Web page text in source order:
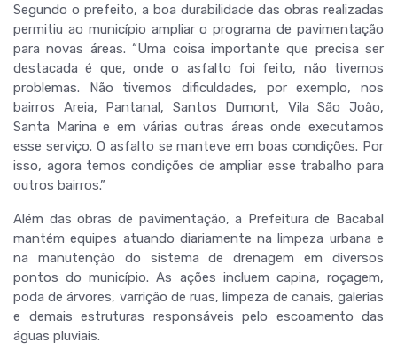
Segundo o prefeito, a boa durabilidade das obras realizadas
permitiu ao município ampliar o programa de pavimentação
para novas áreas. “Uma coisa importante que precisa ser
destacada é que, onde o asfalto foi feito, não tivemos
problemas. Não tivemos dificuldades, por exemplo, nos
bairros Areia, Pantanal, Santos Dumont, Vila São João,
Santa Marina e em várias outras áreas onde executamos
esse serviço. O asfalto se manteve em boas condições. Por
isso, agora temos condições de ampliar esse trabalho para
outros bairros.”
Além das obras de pavimentação, a Prefeitura de Bacabal
mantém equipes atuando diariamente na limpeza urbana e
na manutenção do sistema de drenagem em diversos
pontos do município. As ações incluem capina, roçagem,
poda de árvores, varrição de ruas, limpeza de canais, galerias
e demais estruturas responsáveis pelo escoamento das
águas pluviais.